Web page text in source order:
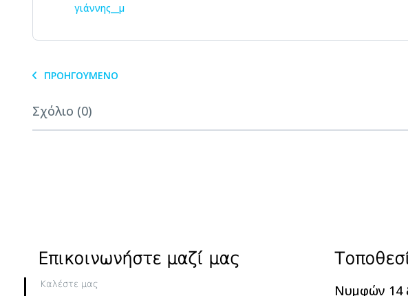
γιάννης__μ
ΠΡΟΗΓΟΎΜΕΝΟ
Σχόλιο (0)
Επικοινωνήστε μαζί μας
Καλέστε μας Νυμφών 14